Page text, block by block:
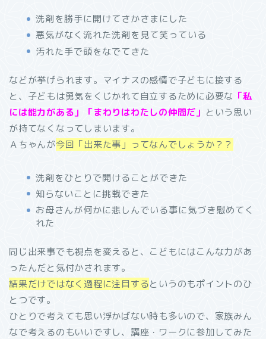
洗剤を勝手に開けてさかさまにした
悪気がなく流れた洗剤を見て笑っている
汚れた手で頭をなでてきた
などが挙げられます。マイナスの感情で子どもに接する
と、子どもは勇気をくじかれて自立するために必要な 「私
には能力がある」「まわりはわたしの仲間だ」 という思い
が持てなくなってしまいます。
Ａちゃんが今回「出来た事」ってなんでしょうか？？
洗剤をひとりで開けることができた
知らないことに挑戦できた
お母さんが何かに悲しんでいる事に気づき慰めてく
れた
同じ出来事でも視点を変えると、こどもにはこんな力があ
ったんだと気付かされます。
結果だけではなく過程に注目するというのもポイントのひ
とつです。
ひとりで考えても思い浮かばない時も多いので、家族みん
なで考えるのもいいですし、講座・ワークに参加してみた